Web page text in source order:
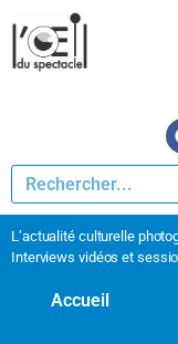
L’actualité culturelle
Interviews vidéos et
Accueil